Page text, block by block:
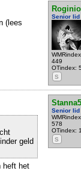
Senior lid
449
OTindex:
S
(lees
Senior lid
578
OTindex:
S
geld
heft het